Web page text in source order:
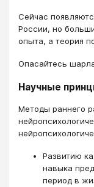
Сейчас
России, но
опыта, а теория
Опасайтесь
Научные
Методы раннего
Развитию
навыка
период в